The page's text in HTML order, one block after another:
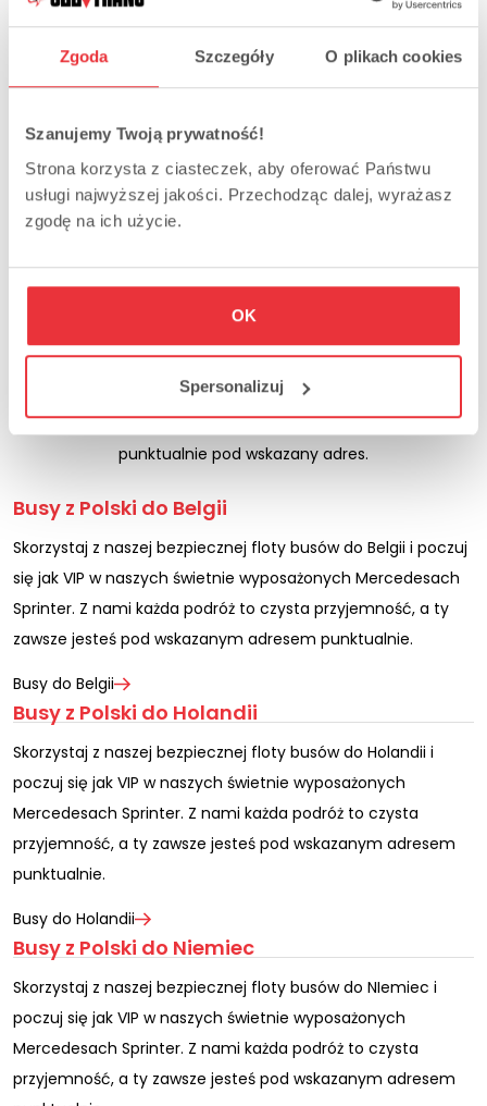
Zgoda Szczegóły O plikach cookies
Szanujemy Twoją prywatność!
Strona korzysta z ciasteczek, aby oferować Państwu
usługi najwyższej jakości. Przechodząc dalej, wyrażasz
zgodę na ich użycie.
OK
Spersonalizuj
Komfortowe busy,
Bezpieczeństwo,
4,3/5 na podstawie 172 opinii.
Wyjazdy z Polski
od rana do wieczora. Nasza nowoczesne flota Mercedesów
Sprinter jest na bieżąco kontrolowana, dzięki temu
niestraszne nam żadne awarie, a TY dotrzesz zawsze
punktualnie pod wskazany adres.
Busy z Polski do Belgii
Skorzystaj z naszej bezpiecznej floty busów do Belgii i poczuj
się jak VIP w naszych świetnie wyposażonych Mercedesach
Sprinter. Z nami każda podróż to czysta przyjemność, a ty
zawsze jesteś pod wskazanym adresem punktualnie.
Busy do Belgii
Busy z Polski do Holandii
Skorzystaj z naszej bezpiecznej floty busów do Holandii i
poczuj się jak VIP w naszych świetnie wyposażonych
Mercedesach Sprinter. Z nami każda podróż to czysta
przyjemność, a ty zawsze jesteś pod wskazanym adresem
punktualnie.
Busy do Holandii
Busy z Polski do Niemiec
Skorzystaj z naszej bezpiecznej floty busów do NIemiec i
poczuj się jak VIP w naszych świetnie wyposażonych
Mercedesach Sprinter. Z nami każda podróż to czysta
przyjemność, a ty zawsze jesteś pod wskazanym adresem